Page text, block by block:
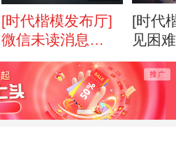
[时代楷模发布厅]
微信未读消息
99+，但他对话框
再也不会出现“正
在输入”……
[时代
见困
誉就让